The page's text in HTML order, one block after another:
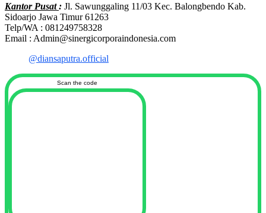
Kantor Pusat: Jl. Sawunggaling 11/03 Kec. Balongbendo Kab.
Sidoarjo Jawa Timur 61263
Telp/WA : 081249758328
Email : Admin@sinergicorporaindonesia.com
@diansaputra.official
Scan the code